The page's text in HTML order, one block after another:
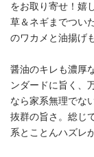
をお取り寄せ！嬉
草＆ネギまでつい
のワカメと油揚げ
醤油のキレも濃厚
ンダードに旨く、
なら家系無理でな
抜群の旨さ。総じ
系とことんハズレ